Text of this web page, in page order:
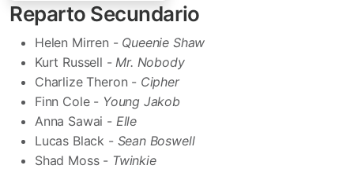
Reparto Secundario
Helen Mirren - Queenie Shaw
Kurt Russell - Mr. Nobody
Charlize Theron - Cipher
Finn Cole - Young Jakob
Anna Sawai - Elle
Lucas Black - Sean Boswell
Shad Moss - Twinkie